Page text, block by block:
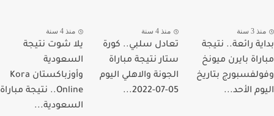
3 سنة
رائعة.. نتيجة
بايرن ميونخ
بتاريخ
الأحد...
منذ 4 سنة
تعادل سلبي.. كورة
ستار نتيجة مباراة
الجونة والاهلي اليوم
منذ 4 سنة
يلا شوت نتيجة
السعودية
وأوزباكستان Kora
Online.. نتيجة مباراة
السعودية...